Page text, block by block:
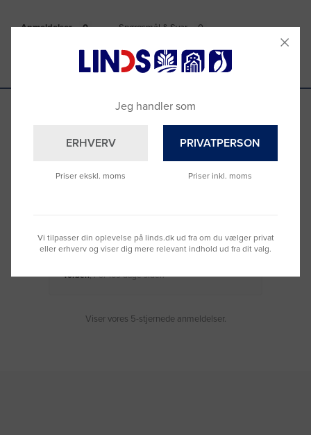
Anmeldelser Spørgsmål & Svar
Se hvad vores kunder siger
Torben, For 169 dage siden
Viser vores 5-stjernede anmeldelser.
Jeg handler som
ERHVERV
Priser ekskl. moms
PRIVATPERSON
Priser inkl. moms
Vi tilpasser din oplevelse på linds.dk ud fra om du vælger privat
eller erhverv og viser dig mere relevant indhold ud fra dit valg.